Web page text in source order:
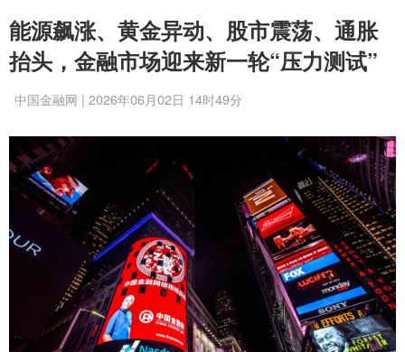
能源飙涨、黄金异动、股市震荡、通胀
抬头，金融市场迎来新一轮“压力测试”
中国金融网 | 2026年06月02日 14时49分